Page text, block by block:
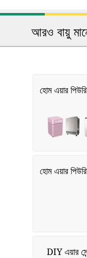
আরও বায়ু
হোম এয়ার
হোম এয়ার
DIY এয়ার